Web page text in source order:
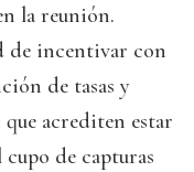
la reunión.
de incentivar con
de tasas y
que acrediten estar
de capturas